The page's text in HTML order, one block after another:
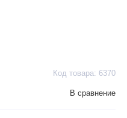
Код товара: 6370
В сравнение